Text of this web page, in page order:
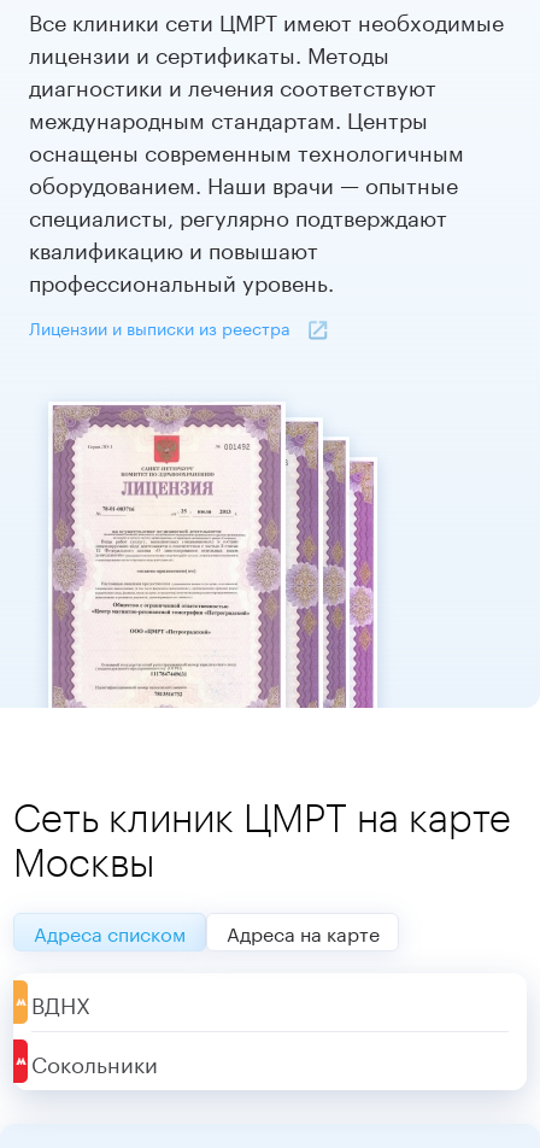
Все клиники сети ЦМРТ имеют необходимые
лицензии и сертификаты. Методы
диагностики и лечения соответствуют
международным стандартам. Центры
оснащены современным технологичным
оборудованием. Наши врачи — опытные
специалисты, регулярно подтверждают
квалификацию и повышают
профессиональный уровень.
Лицензии и выписки из реестра
Сеть клиник ЦМРТ на карте
Москвы
Адреса списком Адреса на карте
ВДНХ
Сокольники